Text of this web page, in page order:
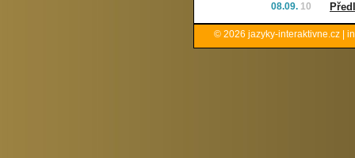
08.09. 10
© 2026 jazyky-interaktivne.cz